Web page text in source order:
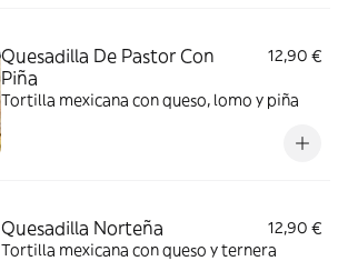
Quesadilla De Pastor Con
Piña
12,90 €
Tortilla mexicana con queso, lomo y piña
Quesadilla Norteña
12,90 €
Tortilla mexicana con queso y ternera